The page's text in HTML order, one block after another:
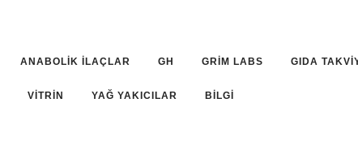
ANABOLİK İLAÇLAR GH GRİM LABS GIDA
VİTRİN YAĞ YAKICILAR BİLGİ